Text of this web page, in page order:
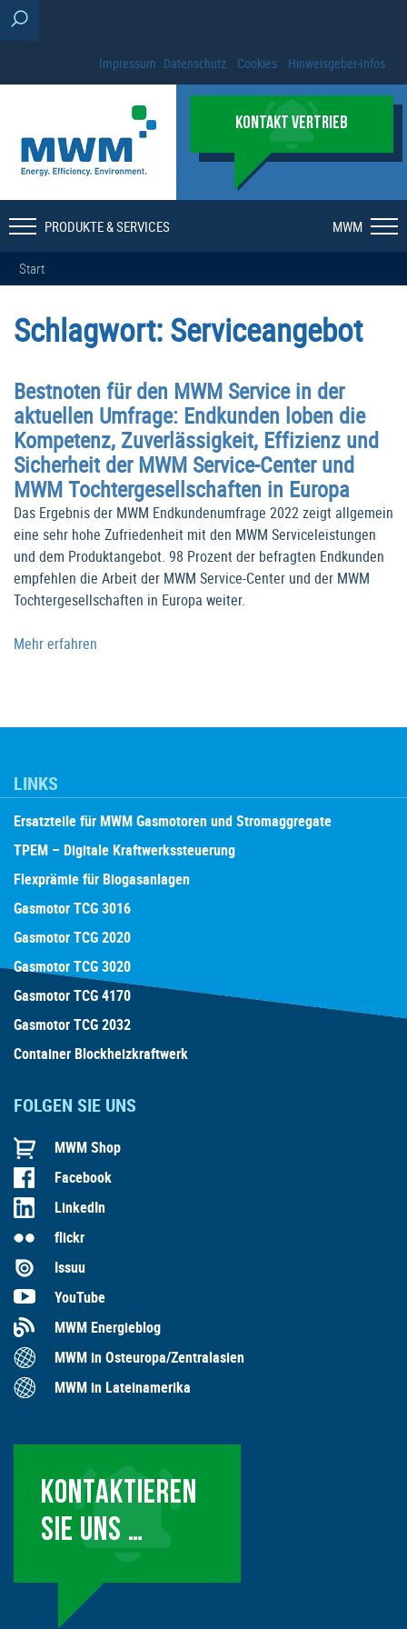
Impressum Datenschutz Cookies Hinweisgeber-Infos
KONTAKT VERTRIEB
PRODUKTE & SERVICES MWM
Start
Schlagwort:Serviceangebot
Bestnoten für den MWM Service in der
aktuellen Umfrage: Endkunden loben die
Kompetenz, Zuverlässigkeit, Effizienz und
Sicherheit der MWM Service-Center und
MWM Tochtergesellschaften in Europa
Das Ergebnis der MWM Endkundenumfrage 2022 zeigt allgemein
eine sehr hohe Zufriedenheit mit den MWM Serviceleistungen
und dem Produktangebot. 98 Prozent der befragten Endkunden
empfehlen die Arbeit der MWM Service-Center und der MWM
Tochtergesellschaften in Europa weiter.
Mehr erfahren
LINKS
Ersatzteile für MWM Gasmotoren und Stromaggregate
TPEM – Digitale Kraftwerkssteuerung
Flexprämie für Biogasanlagen
Gasmotor TCG 3016
Gasmotor TCG 2020
Gasmotor TCG 3020
Gasmotor TCG 4170
Gasmotor TCG 2032
Container Blockheizkraftwerk
FOLGEN SIE UNS
MWM Shop
Facebook
LinkedIn
flickr
Issuu
YouTube
MWM Energieblog
MWM in Osteuropa/Zentralasien
MWM in Lateinamerika
KONTAKTIEREN
SIE UNS …